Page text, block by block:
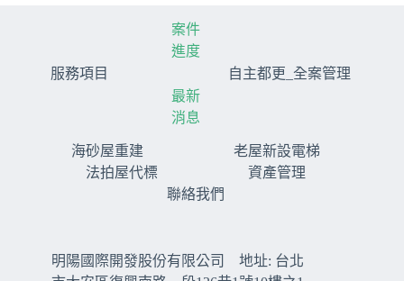
服務項目
案件
進度
最新
消息
自主都更_全案管理
海砂屋重建
老屋新設電梯
法拍屋代標
資產管理
聯絡我們
明陽國際開發股份有限公司 地址: 台北